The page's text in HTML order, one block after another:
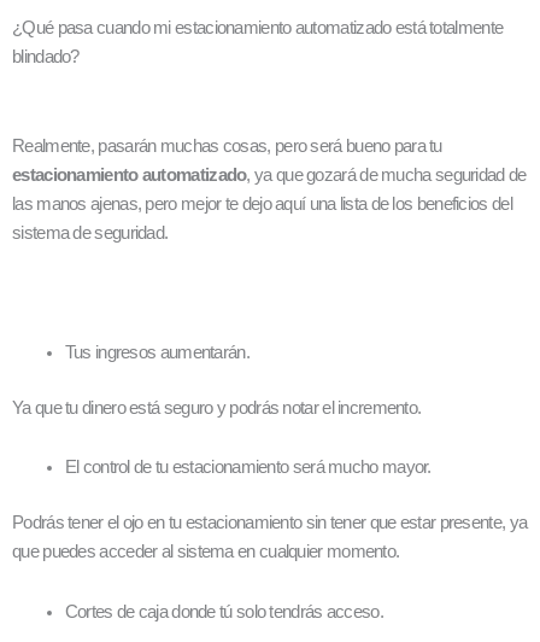
¿Qué pasa cuando mi estacionamiento automatizado está totalmente
blindado?
Realmente, pasarán muchas cosas, pero será bueno para tu
estacionamiento automatizado, ya que gozará de mucha seguridad de
las manos ajenas, pero mejor te dejo aquí una lista de los beneficios del
sistema de seguridad.
Tus ingresos aumentarán.
Ya que tu dinero está seguro y podrás notar el incremento.
El control de tu estacionamiento será mucho mayor.
Podrás tener el ojo en tu estacionamiento sin tener que estar presente, ya
que puedes acceder al sistema en cualquier momento.
Cortes de caja donde tú solo tendrás acceso.